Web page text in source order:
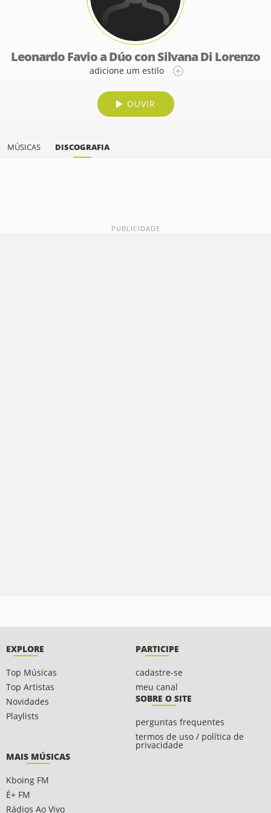
Leonardo Favio a Dúo con Silvana Di Lorenzo
adicione um estilo
OUVIR
MÚSICAS DISCOGRAFIA
EXPLORE
Top Músicas
Top Artistas
Novidades
Playlists
PARTICIPE
cadastre-se
meu canal
SOBRE O SITE
perguntas frequentes
termos de uso / política de
privacidade
MAIS MÚSICAS
Kboing FM
É+ FM
Rádios Ao Vivo